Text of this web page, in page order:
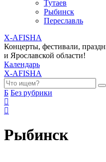
Тутаев
Рыбинск
Переславль
X-AFISHA
Концерты, фестивали,
и Ярославской области!
Календарь
X-AFISHA
Б Без рубрики
Рыбинск